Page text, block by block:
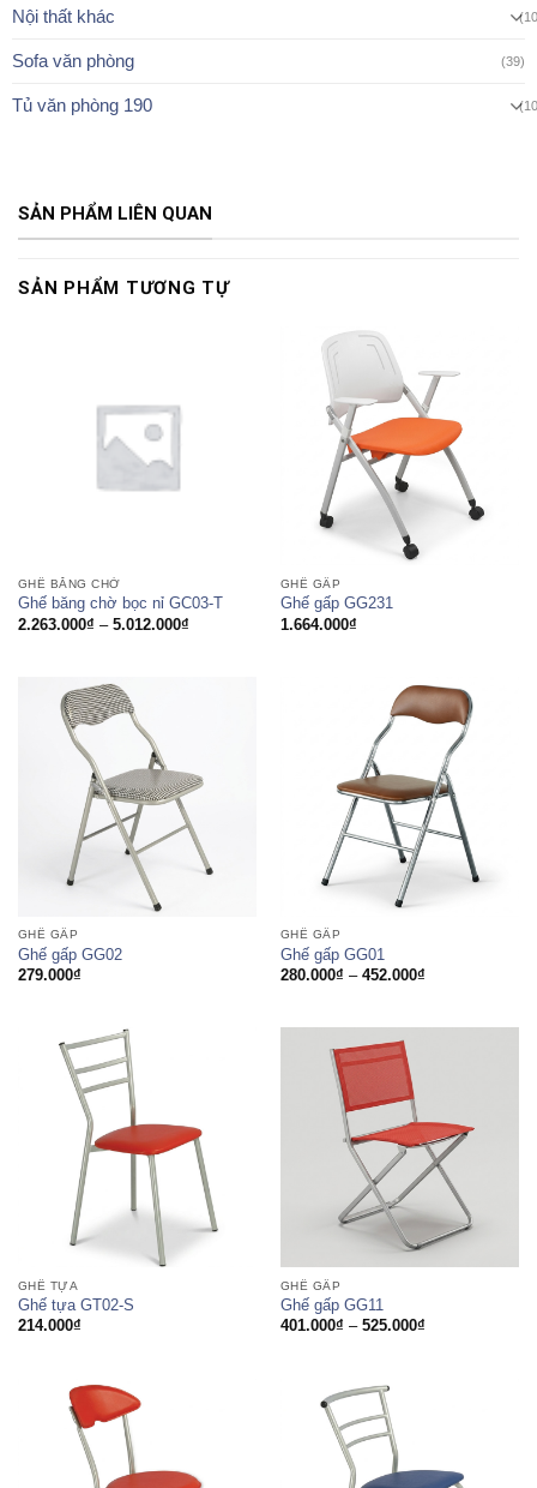
Nội thất khác
Sofa văn phòng (39)
Tủ văn phòng 190
SẢN PHẨM LIÊN QUAN
SẢN PHẨM TƯƠNG TỰ
GHẾ BĂNG CHỜ
Ghế băng chờ bọc nỉ GC03-T
2.263.000₫ – 5.012.000₫Khoảng
GHẾ GẤP
Ghế gấp GG231
1.664.000₫
GHẾ GẤP
Ghế gấp GG02
279.000₫
GHẾ GẤP
Ghế gấp GG01
280.000₫ – 452.000₫Khoảng
đến
GHẾ TỰA
Ghế tựa GT02-S
214.000₫
GHẾ GẤP
Ghế gấp GG11
401.000₫ – 525.000₫Khoảng